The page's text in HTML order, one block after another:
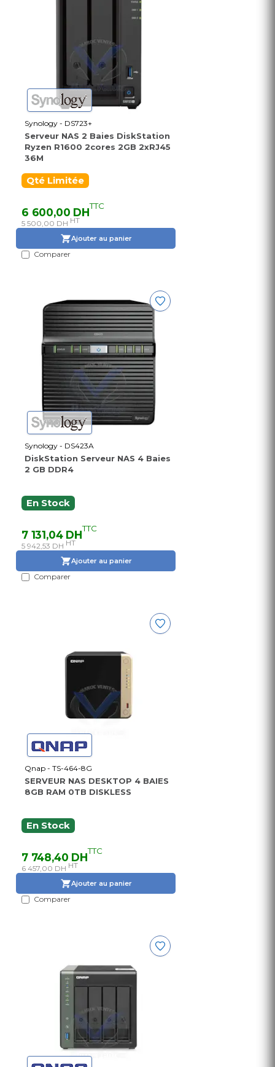
Synology - DS723+
Serveur NAS 2 Baies DiskStation
Ryzen R1600 2cores 2GB 2xRJ45
36M
Qté Limitée
6 600,00 DHTTC
5 500,00 DH HT
Ajouter au panier
Comparer
Synology - DS423A
DiskStation Serveur NAS 4 Baies
2 GB DDR4
En Stock
7 131,04 DHTTC
5 942,53 DH HT
Ajouter au panier
Comparer
Qnap - TS-464-8G
SERVEUR NAS DESKTOP 4 BAIES
8GB RAM 0TB DISKLESS
En Stock
7 748,40 DHTTC
6 457,00 DH HT
Ajouter au panier
Comparer